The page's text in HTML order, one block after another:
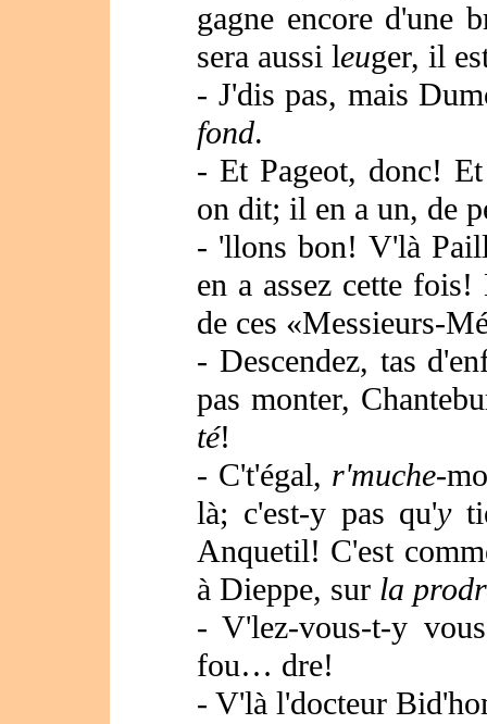
gagne encore d'une
sera aussi leuger, il
- J'dis pas, mais
fond.
- Et Pageot, donc!
on dit; il en a un, de
- 'llons bon! V'là
en a assez cette
de ces «Messieurs-
- Descendez, tas
pas monter,
té!
- C't'égal, r'muche-
là; c'est-y pas qu'y
Anquetil! C'est
à Dieppe, sur la
- V'lez-vous-t-y
fou… dre!
- V'là l'docteur